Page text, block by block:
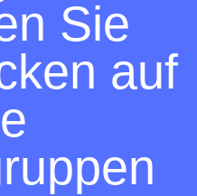
Sie
auf